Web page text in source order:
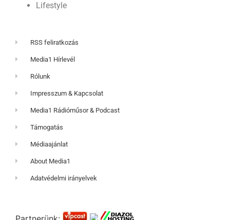
Lifestyle
RSS feliratkozás
Media1 Hírlevél
Rólunk
Impresszum & Kapcsolat
Media1 Rádióműsor & Podcast
Támogatás
Médiaajánlat
About Media1
Adatvédelmi irányelvek